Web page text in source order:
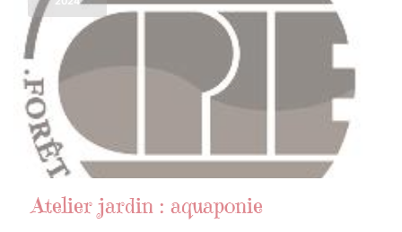
Atelier jardin : aquaponie